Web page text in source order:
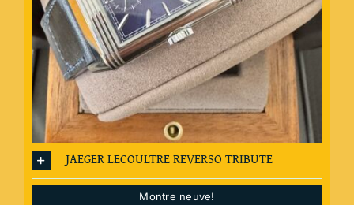
JAEGER LECOULTRE REVERSO TRIBUTE
Montre neuve!